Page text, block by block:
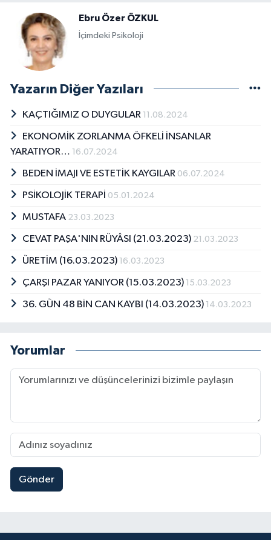
Ebru Özer ÖZKUL
İçimdeki Psikoloji
Yazarın Diğer Yazıları
KAÇTIĞIMIZ O DUYGULAR 11.08.2024
EKONOMİK ZORLANMA ÖFKELİ İNSANLAR
YARATIYOR… 16.07.2024
BEDEN İMAJI VE ESTETİK KAYGILAR 06.07.2024
PSİKOLOJİK TERAPİ 05.01.2024
MUSTAFA 23.03.2023
CEVAT PAŞA'NIN RÜYÂSI (21.03.2023) 21.03.2023
ÜRETİM (16.03.2023) 16.03.2023
ÇARŞI PAZAR YANIYOR (15.03.2023) 15.03.2023
36. GÜN 48 BİN CAN KAYBI (14.03.2023) 14.03.2023
Yorumlar
Gönder